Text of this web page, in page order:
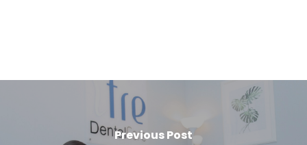
Previous Post